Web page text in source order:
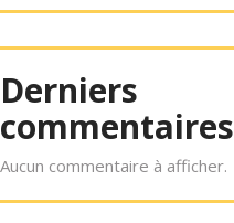
Derniers
commentaires
Aucun commentaire à afficher.